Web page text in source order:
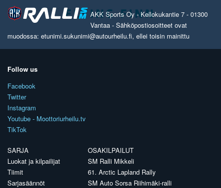
AKK Sports Oy - Kellokukantie 7 - 01300
Vantaa - Sähköpostiosoitteet ovat
muodossa: etunimi.sukunimi@autourheilu.fi, ellei toisin mainittu
Follow us
Facebook
Twitter
Instagram
Youtube - Moottoriurheilu.tv
TikTok
SARJA
Luokat ja kilpailijat
Tiimit
Sarjasäännöt
OSAKILPAILUT
SM Ralli Mikkeli
61. Arctic Lapland Rally
SM Auto Sorsa Riihimäki-ralli